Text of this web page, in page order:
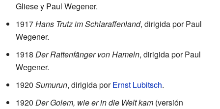
Gliese y Paul Wegener.
1917Hans Trutz im Schlaraffenland, dirigida por Paul
Wegener.
1918 Der Rattenfänger von Hameln, dirigida por Paul
Wegener.
1920 Sumurun, dirigida porErnst Lubitsch.
1920 Der Golem, wie er in die Welt kam (versión